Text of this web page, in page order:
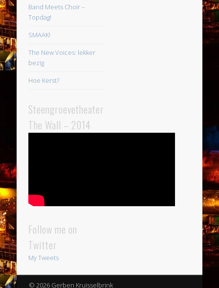
Band Meets Choir –
Topdag!
SMAAK!
The New Voices: lekker
bezig
Hoe Kerst?
Steengroevetheater
The Wall – 2014
Follow me on
Twitter
My Tweets
© 2026 Gerben Kruisselbrink